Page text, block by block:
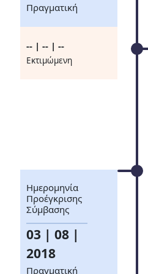
Πραγματική
-- | -- | --
Eκτιμώμενη
Ημερομηνία
Προέγκρισης
Σύμβασης
03 | 08 |
2018
Πραγματική